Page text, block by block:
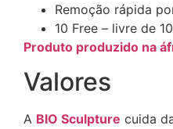
Remoção rápida
10 Free – livre de
Produto produzido na
Valores
A BIO Sculpture cuida